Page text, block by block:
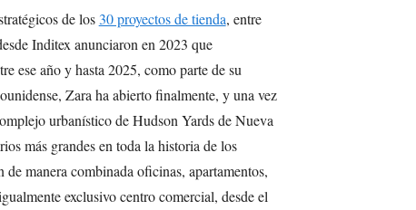
de los 30 proyectos de tienda, entre
Inditex anunciaron en 2023 que
ese año y hasta 2025, como parte de su
Zara ha abierto finalmente, y una vez
urbanístico de Hudson Yards de Nueva
más grandes en toda la historia de los
manera combinada oficinas, apartamentos,
exclusivo centro comercial, desde el